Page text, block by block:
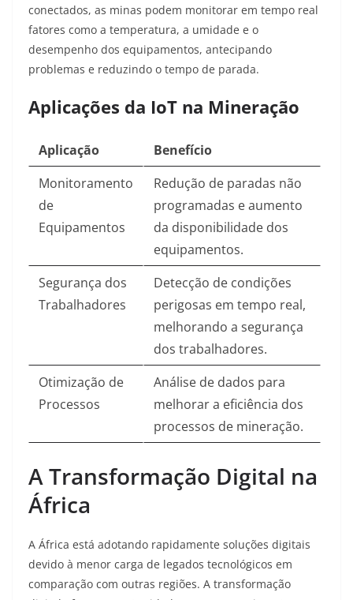
conectados, as minas podem monitorar em tempo real
fatores como a temperatura, a umidade e o
desempenho dos equipamentos, antecipando
problemas e reduzindo o tempo de parada.
Aplicações da IoT na Mineração
Aplicação
Benefício
Monitoramento
de
Equipamentos
Redução de paradas não
programadas e aumento
da disponibilidade dos
equipamentos.
Segurança dos
Trabalhadores
Detecção de condições
perigosas em tempo real,
melhorando a segurança
dos trabalhadores.
Otimização de
Processos
Análise de dados para
melhorar a eficiência dos
processos de mineração.
A Transformação Digital na
África
A África está adotando rapidamente soluções digitais
devido à menor carga de legados tecnológicos em
comparação com outras regiões. A transformação